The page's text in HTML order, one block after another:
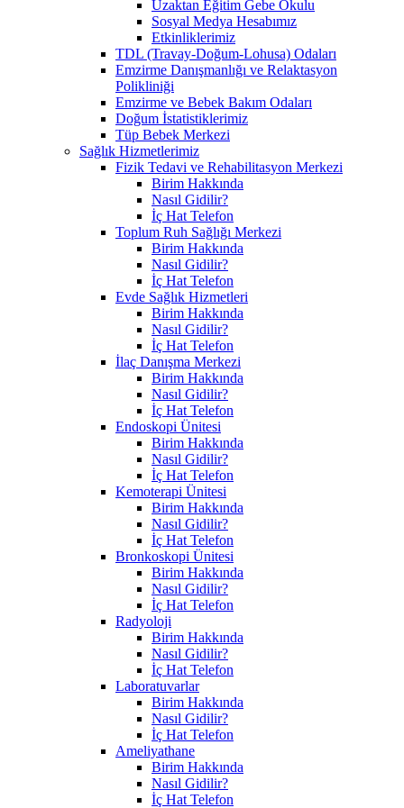
Uzaktan Eğitim Gebe Okulu
Sosyal Medya Hesabımız
Etkinliklerimiz
TDL (Travay-Doğum-Lohusa) Odaları
Emzirme Danışmanlığı ve Relaktasyon
Polikliniği
Emzirme ve Bebek Bakım Odaları
Doğum İstatistiklerimiz
Tüp Bebek Merkezi
Sağlık Hizmetlerimiz
Fizik Tedavi ve Rehabilitasyon Merkezi
Birim Hakkında
Nasıl Gidilir?
İç Hat Telefon
Toplum Ruh Sağlığı Merkezi
Birim Hakkında
Nasıl Gidilir?
İç Hat Telefon
Evde Sağlık Hizmetleri
Birim Hakkında
Nasıl Gidilir?
İç Hat Telefon
İlaç Danışma Merkezi
Birim Hakkında
Nasıl Gidilir?
İç Hat Telefon
Endoskopi Ünitesi
Birim Hakkında
Nasıl Gidilir?
İç Hat Telefon
Kemoterapi Ünitesi
Birim Hakkında
Nasıl Gidilir?
İç Hat Telefon
Bronkoskopi Ünitesi
Birim Hakkında
Nasıl Gidilir?
İç Hat Telefon
Radyoloji
Birim Hakkında
Nasıl Gidilir?
İç Hat Telefon
Laboratuvarlar
Birim Hakkında
Nasıl Gidilir?
İç Hat Telefon
Ameliyathane
Birim Hakkında
Nasıl Gidilir?
İç Hat Telefon